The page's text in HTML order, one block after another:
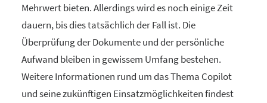
Mehrwert bieten. Allerdings wird es noch einige Zeit
dauern, bis dies tatsächlich der Fall ist. Die
Überprüfung der Dokumente und der persönliche
Aufwand bleiben in gewissem Umfang bestehen.
Weitere Informationen rund um das Thema Copilot
und seine zukünftigen Einsatzmöglichkeiten findest